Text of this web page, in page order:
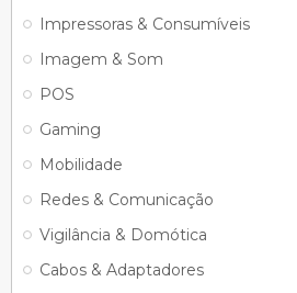
Impressoras & Consumíveis
Imagem & Som
POS
Gaming
Mobilidade
Redes & Comunicação
Vigilância & Domótica
Cabos & Adaptadores